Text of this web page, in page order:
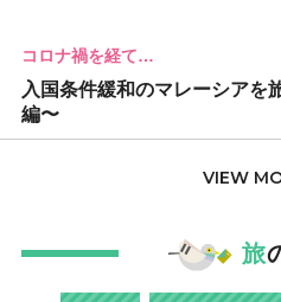
コロナ禍を経て…
入国条件緩和のマレーシアを
編〜
VIEW
旅